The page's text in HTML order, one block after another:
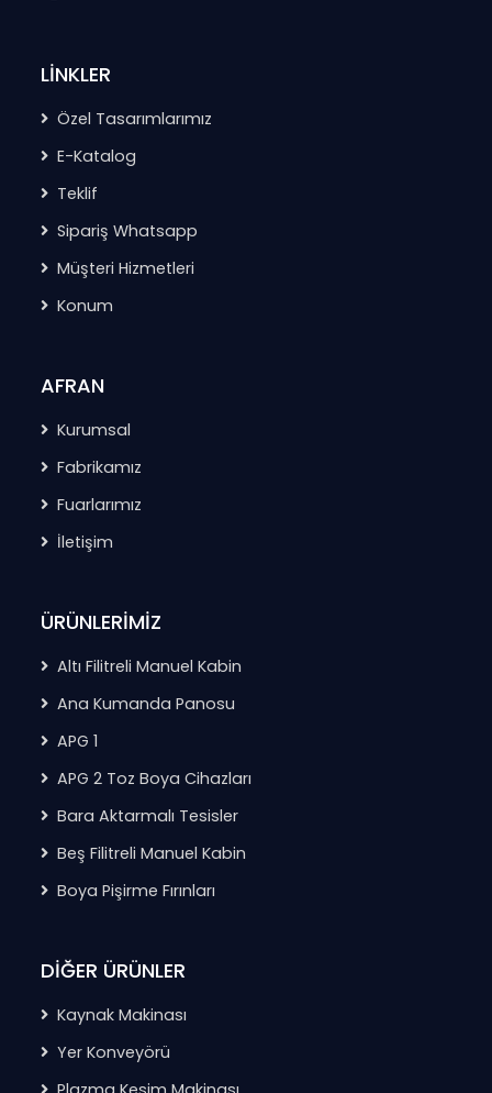
LİNKLER
Özel Tasarımlarımız
E-Katalog
Teklif
Sipariş Whatsapp
Müşteri Hizmetleri
Konum
AFRAN
Kurumsal
Fabrikamız
Fuarlarımız
İletişim
ÜRÜNLERİMİZ
Altı Filitreli Manuel Kabin
Ana Kumanda Panosu
APG 1
APG 2 Toz Boya Cihazları
Bara Aktarmalı Tesisler
Beş Filitreli Manuel Kabin
Boya Pişirme Fırınları
DİĞER ÜRÜNLER
Kaynak Makinası
Yer Konveyörü